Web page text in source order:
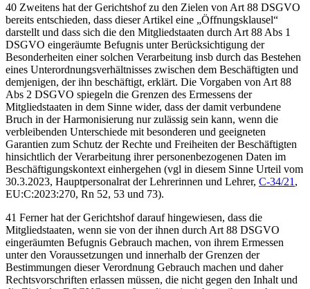
40 Zweitens hat der Gerichtshof zu den Zielen von Art 88 DSGVO
bereits entschieden, dass dieser Artikel eine „Öffnungsklausel“
darstellt und dass sich die den Mitgliedstaaten durch Art 88 Abs 1
DSGVO eingeräumte Befugnis unter Berücksichtigung der
Besonderheiten einer solchen Verarbeitung insb durch das Bestehen
eines Unterordnungsverhältnisses zwischen dem Beschäftigten und
demjenigen, der ihn beschäftigt, erklärt. Die Vorgaben von Art 88
Abs 2 DSGVO spiegeln die Grenzen des Ermessens der
Mitgliedstaaten in dem Sinne wider, dass der damit verbundene
Bruch in der Harmonisierung nur zulässig sein kann, wenn die
verbleibenden Unterschiede mit besonderen und geeigneten
Garantien zum Schutz der Rechte und Freiheiten der Beschäftigten
hinsichtlich der Verarbeitung ihrer personenbezogenen Daten im
Beschäftigungskontext einhergehen (vgl in diesem Sinne Urteil vom
30.3.2023, Hauptpersonalrat der Lehrerinnen und Lehrer, C-34/21 ,
EU:C:2023:270, Rn 52, 53 und 73).
41 Ferner hat der Gerichtshof darauf hingewiesen, dass die
Mitgliedstaaten, wenn sie von der ihnen durch Art 88 DSGVO
eingeräumten Befugnis Gebrauch machen, von ihrem Ermessen
unter den Voraussetzungen und innerhalb der Grenzen der
Bestimmungen dieser Verordnung Gebrauch machen und daher
Rechtsvorschriften erlassen müssen, die nicht gegen den Inhalt und